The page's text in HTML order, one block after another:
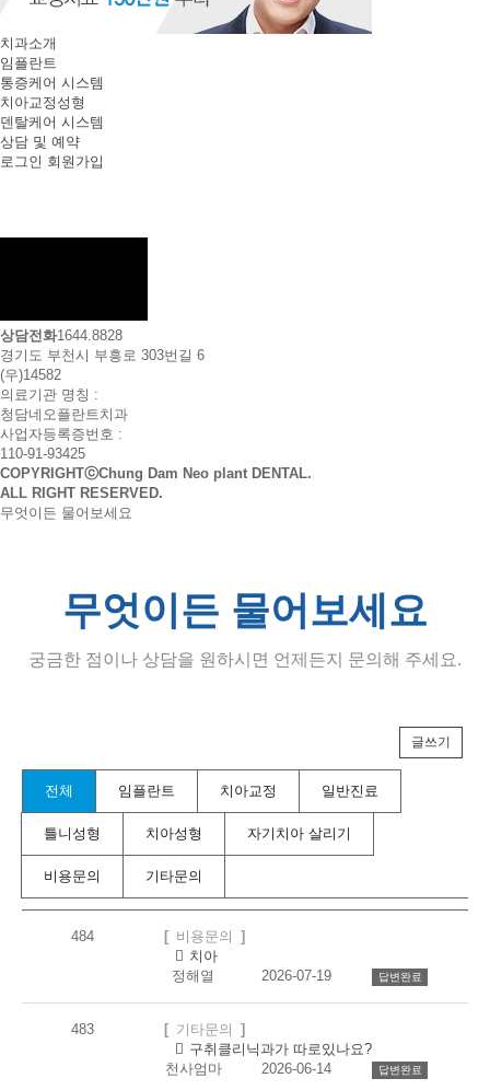
치과소개
임플란트
통증케어 시스템
치아교정성형
덴탈케어 시스템
상담 및 예약
로그인 회원가입
상담전화1644.8828
경기도 부천시 부흥로 303번길 6
(우)14582
의료기관 명칭 :
청담네오플란트치과
사업자등록증번호 :
110-91-93425
COPYRIGHTⓒChung Dam Neo plant DENTAL.
ALL RIGHT RESERVED.
무엇이든 물어보세요
무엇이든 물어보세요
궁금한 점이나 상담을 원하시면 언제든지 문의해 주세요.
건
페
지
글쓰기
이
물
보
전체 임플란트 치아교정 일반진료
틀니성형 치아성형 자기치아 살리기
비용문의
기타문의
무
어
484
비용문의
치아
글
정해열
2026-07-19 답변완료
483
기타문의
구취클리닉과가 따로있나요?
글
천사엄마
2026-06-14 답변완료